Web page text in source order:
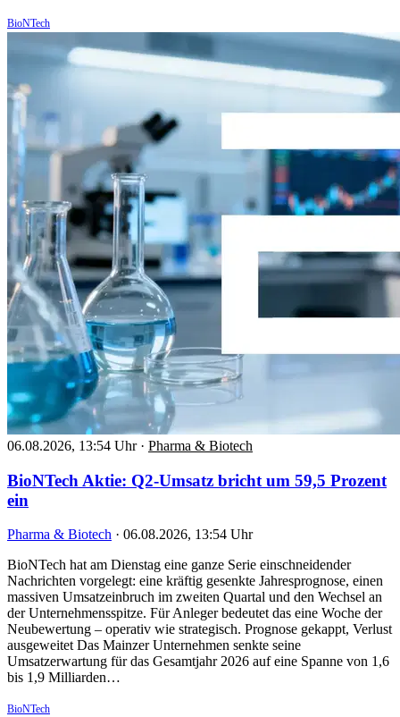
BioNTech
06.08.2026, 13:54 Uhr · Pharma & Biotech
BioNTech Aktie: Q2-Umsatz bricht um 59,5 Prozent
ein
Pharma & Biotech · 06.08.2026, 13:54 Uhr
BioNTech hat am Dienstag eine ganze Serie einschneidender
Nachrichten vorgelegt: eine kräftig gesenkte Jahresprognose, einen
massiven Umsatzeinbruch im zweiten Quartal und den Wechsel an
der Unternehmensspitze. Für Anleger bedeutet das eine Woche der
Neubewertung – operativ wie strategisch. Prognose gekappt, Verlust
ausgeweitet Das Mainzer Unternehmen senkte seine
Umsatzerwartung für das Gesamtjahr 2026 auf eine Spanne von 1,6
bis 1,9 Milliarden…
BioNTech